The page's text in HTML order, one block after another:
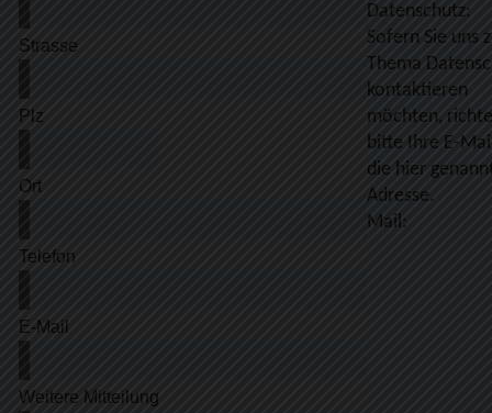
Datenschutz:
Sofern Sie uns
Thema
kontaktieren
möchten,
bitte Ihre E-
die hier
Adresse.
Mail: